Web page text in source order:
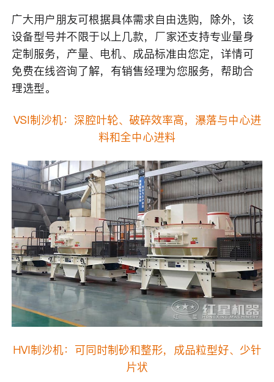
广大用户朋友可根据具体需求自由选购，除外，该
设备型号并不限于以上几款，厂家还支持专业量身
定制服务，产量、电机、成品标准由您定，详情可
免费在线咨询了解，有销售经理为您服务，帮助合
理选型。
VSI制沙机：深腔叶轮、破碎效率高，瀑落与中心进
料和全中心进料
HVI制沙机：可同时制砂和整形，成品粒型好、少针
片状